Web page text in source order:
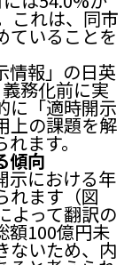
これは、同市
ていることを
情報」の日英
務化前に実
に「適時開示
上の課題を解
ます。
傾向
示における年
れます（図
よって翻訳の
額100億円未
ないため、内